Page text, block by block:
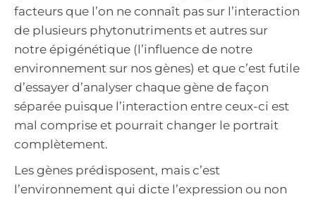
facteurs que l’on ne connaît pas sur l’interaction
de plusieurs phytonutriments et autres sur
notre épigénétique (l’influence de notre
environnement sur nos gènes) et que c’est futile
d’essayer d’analyser chaque gène de façon
séparée puisque l’interaction entre ceux-ci est
mal comprise et pourrait changer le portrait
complètement.
Les gènes prédisposent, mais c’est
l’environnement qui dicte l’expression ou non